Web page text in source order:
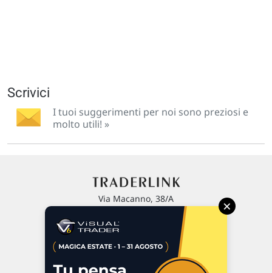
Scrivici
I tuoi suggerimenti per noi sono preziosi e
molto utili! »
Via Macanno, 38/A
P.IVA 02 452 460 401
×